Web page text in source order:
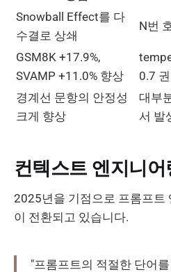
Snowball Effect를 다
수결로 상쇄
N번
GSM8K +17.9%,
SVAMP +11.0% 향상
0.7
경계선 문항의 안정성
크게 향상
대부
서 발
컨텍스트 엔지니
2025년을 기점으로 프롬프트
이 전환되고 있습니다.
"프롬프트의 적절한 단어